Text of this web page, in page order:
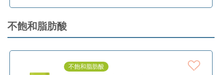
不飽和脂肪酸
不飽和脂肪酸